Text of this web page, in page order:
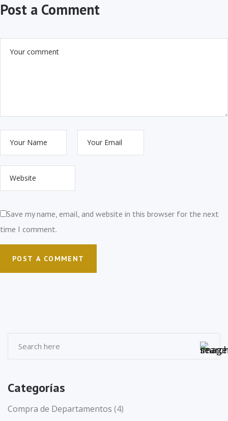
Post a Comment
Save my name, email, and website in this browser for the next
time I comment.
Categorías
Compra de Departamentos (4)